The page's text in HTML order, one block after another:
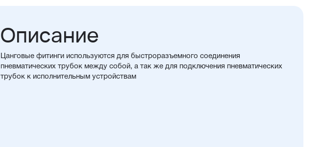
Описание
Цанговые фитинги используются для быстроразъемного соединения
пневматических трубок между собой, а так же для подключения пневматических
трубок к исполнительным устройствам